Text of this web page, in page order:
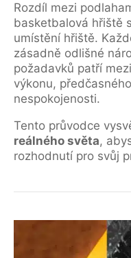
Rozdíl mezi
basketbalová hřiště
umístění hřiště.
zásadně odlišné
požadavků patří
výkonu,
nespokojenosti.
Tento průvodce
reálného světa,
rozhodnutí pro svůj